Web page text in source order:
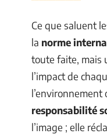
Ce que saluent
la norme
toute faite, mais
l’impact de
l’environnement
responsabilité
l’image ; elle